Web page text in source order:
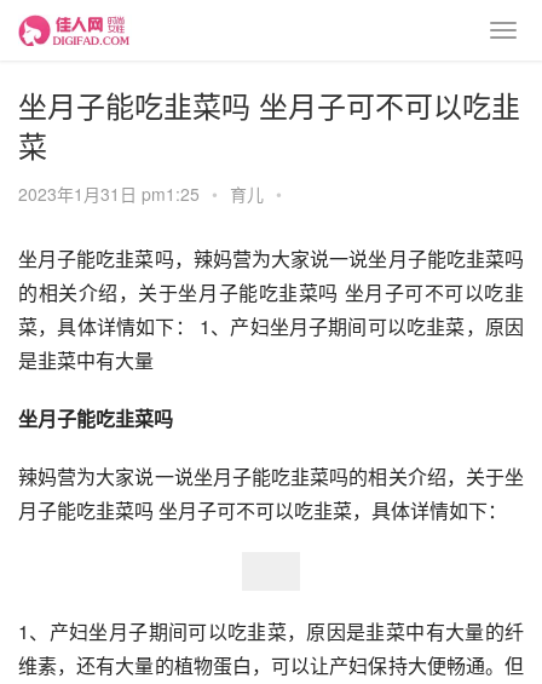
坐月子能吃韭菜吗 坐月子可不可以吃韭
菜
2023年1月31日 pm1:25 • 育儿 •
坐月子能吃韭菜吗，辣妈营为大家说一说坐月子能吃韭菜吗
的相关介绍，关于坐月子能吃韭菜吗 坐月子可不可以吃韭
菜，具体详情如下： 1、产妇坐月子期间可以吃韭菜，原因
是韭菜中有大量
坐月子能吃韭菜吗
辣妈营为大家说一说坐月子能吃韭菜吗的相关介绍，关于坐
月子能吃韭菜吗 坐月子可不可以吃韭菜，具体详情如下：
1、产妇坐月子期间可以吃韭菜，原因是韭菜中有大量的纤
维素，还有大量的植物蛋白，可以让产妇保持大便畅通。但